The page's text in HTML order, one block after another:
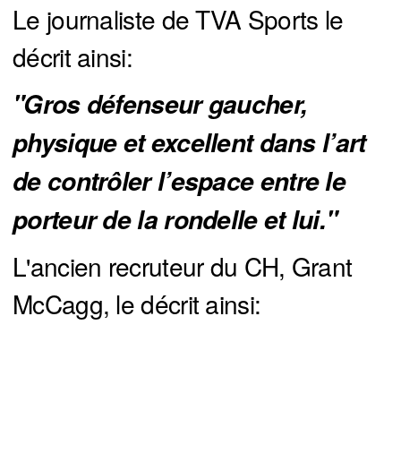
Le journaliste de TVA Sports le
décrit ainsi:
"Gros défenseur gaucher,
physique et excellent dans l’art
de contrôler l’espace entre le
porteur de la rondelle et lui."
L'ancien recruteur du CH, Grant
McCagg, le décrit ainsi: